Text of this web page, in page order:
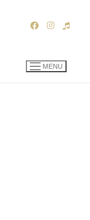
MENU